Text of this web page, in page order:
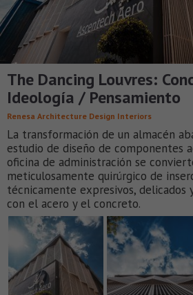
The Dancing Louvres:
Ideología / Pensamiento
Renesa Architecture Design Interiors
La transformación de un almacén
estudio de diseño de componentes
oficina de administración se
meticulosamente quirúrgico de
técnicamente expresivos, delicados
con el acero y el concreto.